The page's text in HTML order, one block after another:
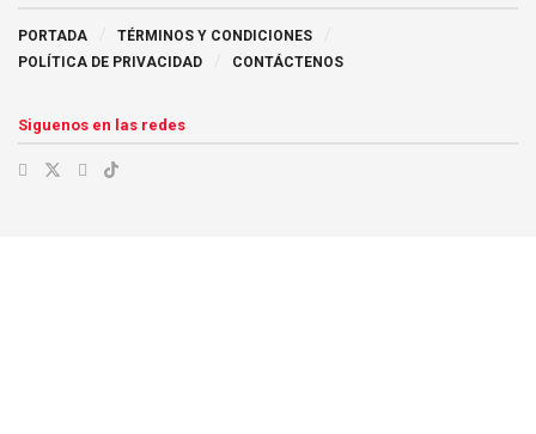
PORTADA
TÉRMINOS Y CONDICIONES
POLÍTICA DE PRIVACIDAD
CONTÁCTENOS
Siguenos en las redes